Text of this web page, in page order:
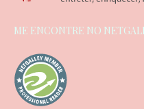
ME ENCONTRE NO